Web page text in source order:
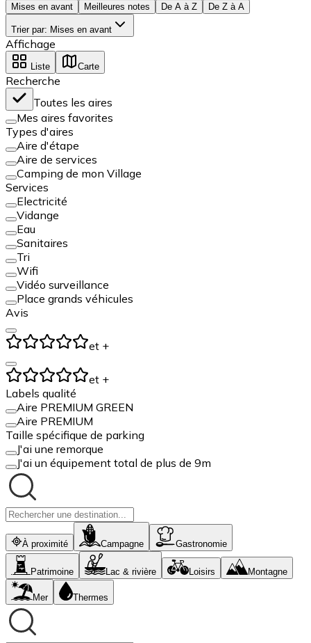
Mises en avant Meilleures notes De A à Z De Z à A
Trier par: Mises en avant
Affichage
Liste Carte
Recherche
Toutes les aires
Mes aires favorites
Types d'aires
Aire d'étape
Aire de services
Camping de mon Village
Services
Electricité
Vidange
Eau
Sanitaires
Tri
Wifi
Vidéo surveillance
Place grands véhicules
Avis
et +
et +
Labels qualité
Aire PREMIUM GREEN
Aire PREMIUM
Taille spécifique de parking
J'ai une remorque
J'ai un équipement total de plus de 9m
À proximité Campagne Gastronomie
Patrimoine Lac & rivière Loisirs Montagne
Mer Thermes